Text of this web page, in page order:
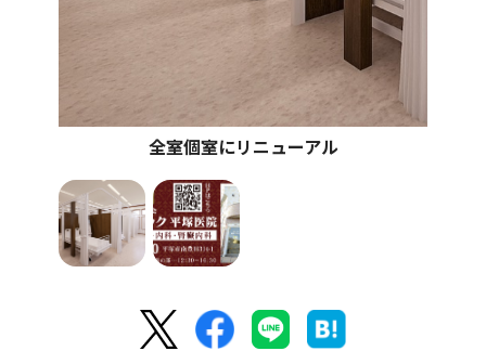
全室個室にリニューアル